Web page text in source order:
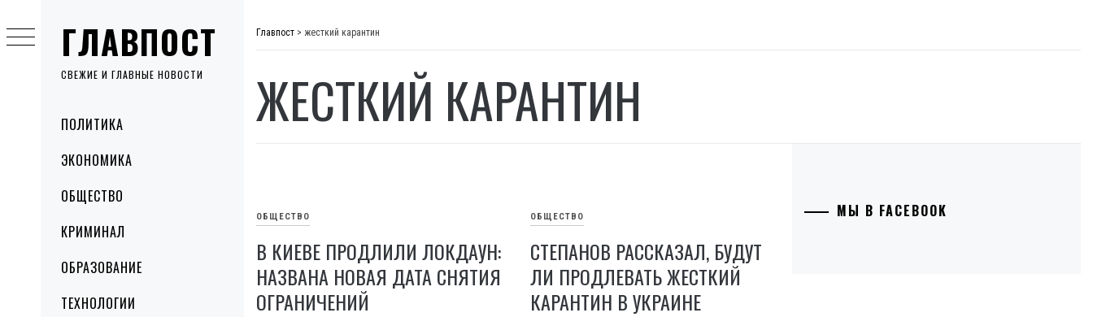
ГЛАВПОСТ
СВЕЖИЕ И ГЛАВНЫЕ НОВОСТИ
MenuПОЛИТИКА
ЭКОНОМИКА
ОБЩЕСТВО
КРИМИНАЛ
ОБРАЗОВАНИЕ
ТЕХНОЛОГИИ
to
content
Главпост > жесткий карантин
ЖЕСТКИЙ КАРАНТИН
ОБЩЕСТВО
В КИЕВЕ ПРОДЛИЛИ ЛОКДАУН:
НАЗВАНА НОВАЯ ДАТА СНЯТИЯ
ОГРАНИЧЕНИЙ
ОБЩЕСТВО
СТЕПАНОВ РАССКАЗАЛ, БУДУТ
ЛИ ПРОДЛЕВАТЬ ЖЕСТКИЙ
КАРАНТИН В УКРАИНЕ
МЫ В FACEBOOK